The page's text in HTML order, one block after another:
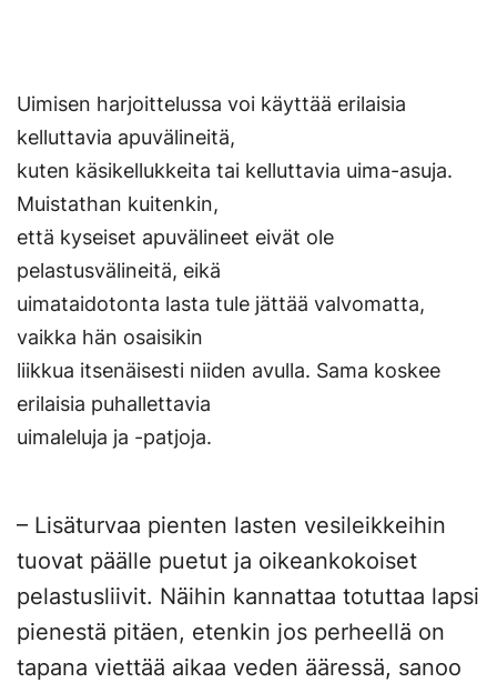
Uimisen harjoittelussa voi käyttää erilaisia
kelluttavia apuvälineitä,
kuten käsikellukkeita tai kelluttavia uima-asuja.
Muistathan kuitenkin,
että kyseiset apuvälineet eivät ole
pelastusvälineitä, eikä
uimataidotonta lasta tule jättää valvomatta,
vaikka hän osaisikin
liikkua itsenäisesti niiden avulla. Sama koskee
erilaisia puhallettavia
uimaleluja ja -patjoja.
– Lisäturvaa pienten lasten vesileikkeihin
tuovat päälle puetut ja oikeankokoiset
pelastusliivit. Näihin kannattaa totuttaa lapsi
pienestä pitäen, etenkin jos perheellä on
tapana viettää aikaa veden ääressä, sanoo